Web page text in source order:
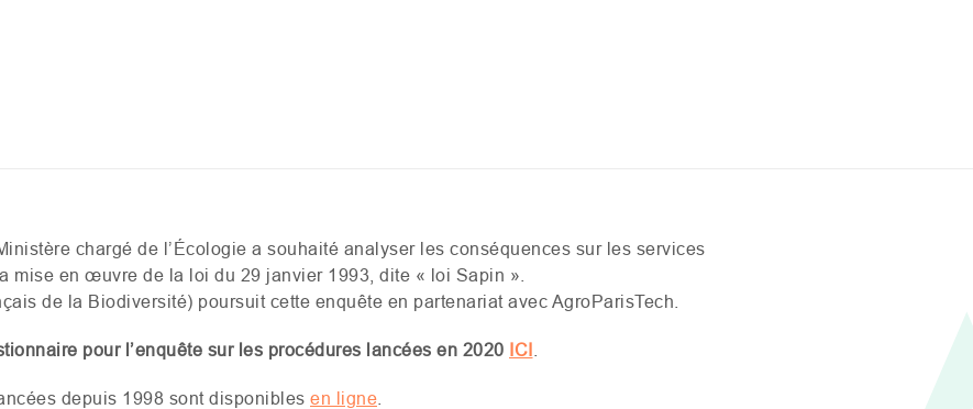
chargé de l’Écologie a souhaité analyser les conséquences sur les services
mise en œuvre de la loi du 29 janvier 1993, dite « loi Sapin ».
de la Biodiversité) poursuit cette enquête en partenariat avec AgroParisTech.
pour l’enquête sur les procédures lancées en 2020 ICI
depuis 1998 sont disponibles en ligne